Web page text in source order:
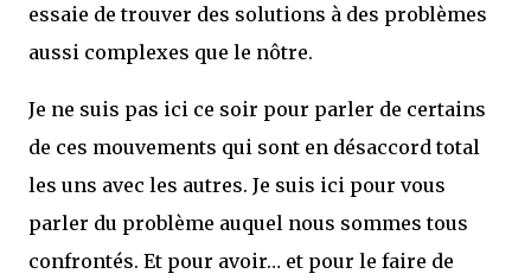
essaie de trouver des solutions à des problèmes
aussi complexes que le nôtre.
Je ne suis pas ici ce soir pour parler de certains
de ces mouvements qui sont en désaccord total
les uns avec les autres. Je suis ici pour vous
parler du problème auquel nous sommes tous
confrontés. Et pour avoir… et pour le faire de